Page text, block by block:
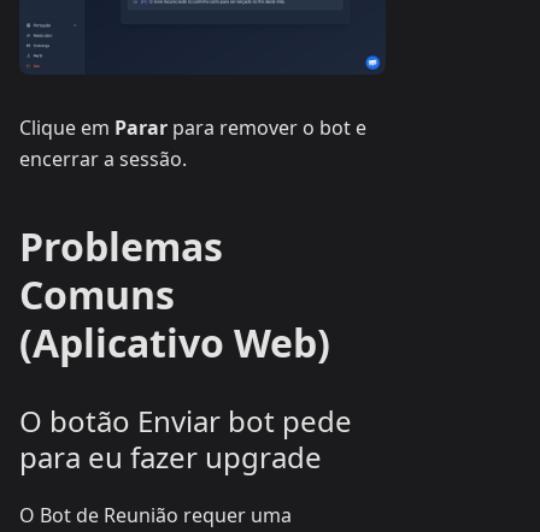
Clique em Parar para remover o bot e
encerrar a sessão.
Problemas
Comuns
(Aplicativo Web)
O botão Enviar bot pede
para eu fazer upgrade
O Bot de Reunião requer uma